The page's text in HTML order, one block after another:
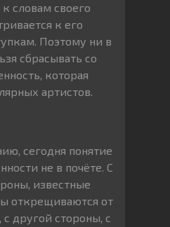
словам своего
к его
Поэтому ни в
сбрасывать со
которая
артистов.
сегодня понятие
не в почёте. С
известные
открещиваются от
с другой стороны, с